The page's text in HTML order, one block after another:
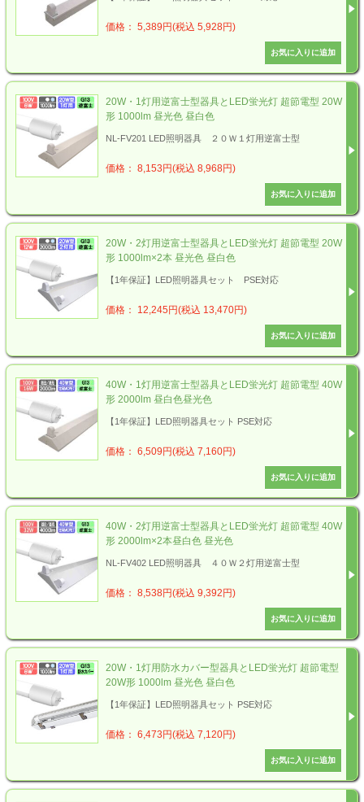
価格： 5,389円(税込 5,928円)
20W・1灯用逆富士型器具とLED蛍光灯 超節電型 20W
形 1000lm 昼光色 昼白色
NL-FV201 LED照明器具 ２０Ｗ１灯用逆富士型
価格： 8,153円(税込 8,968円)
20W・2灯用逆富士型器具とLED蛍光灯 超節電型 20W
形 1000lm×2本 昼光色 昼白色
【1年保証】LED照明器具セット PSE対応
価格： 12,245円(税込 13,470円)
40W・1灯用逆富士型器具とLED蛍光灯 超節電型 40W
形 2000lm 昼白色昼光色
【1年保証】LED照明器具セット PSE対応
価格： 6,509円(税込 7,160円)
40W・2灯用逆富士型器具とLED蛍光灯 超節電型 40W
形 2000lm×2本昼白色 昼光色
NL-FV402 LED照明器具 ４０Ｗ２灯用逆富士型
価格： 8,538円(税込 9,392円)
20W・1灯用防水カバー型器具とLED蛍光灯 超節電型
20W形 1000lm 昼光色 昼白色
【1年保証】LED照明器具セット PSE対応
価格： 6,473円(税込 7,120円)